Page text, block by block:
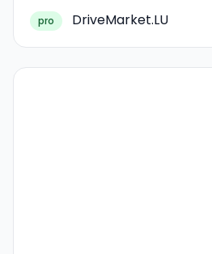
pro DriveMarket.LU